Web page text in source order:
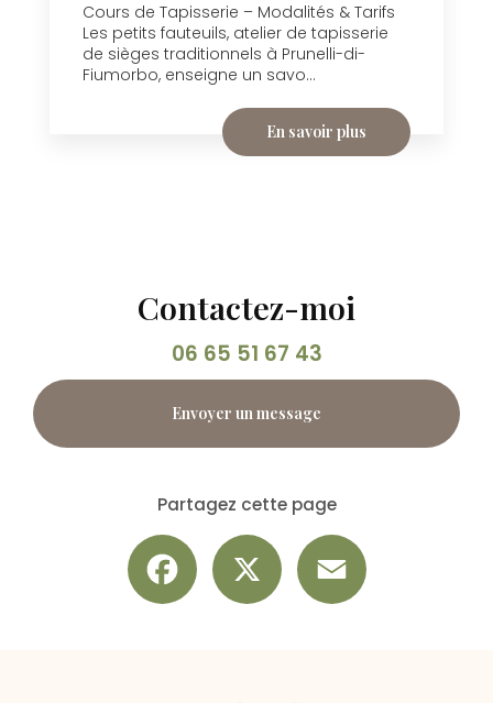
Cours de Tapisserie – Modalités & Tarifs
Les petits fauteuils, atelier de tapisserie
de sièges traditionnels à Prunelli-di-
Fiumorbo, enseigne un savo...
En savoir plus
Contactez-moi
06 65 51 67 43
Envoyer un message
Partagez cette page
Facebook